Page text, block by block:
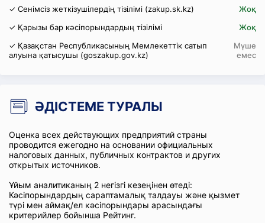
✓ Сенімсіз жеткізушілердің тізілімі (zakup.sk.kz)
Жоқ
✓ Қарызы бар кәсіпорындардың тізілімі
Жоқ
✓ Қазақстан Республикасының Мемлекеттік сатып
алуына қатысушы (goszakup.gov.kz)
Мүше
емес
ӘДІСТЕМЕ ТУРАЛЫ
Оценка всех действующих предприятий страны
проводится ежегодно на основании официальных
налоговых данных, публичных контрактов и других
открытых источников.
Ұйым аналитиканың 2 негізгі кезеңінен өтеді:
Кәсіпорындардың сараптамалық талдауы және қызмет
түрі мен аймақ/ел кәсіпорындары арасындағы
критерийлер бойынша Рейтинг.